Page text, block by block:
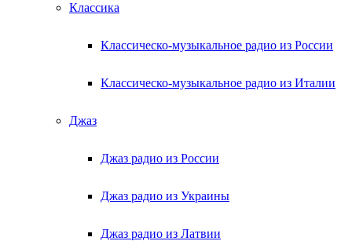
Классика
Классическо-музыкальное радио из России
Классическо-музыкальное радио из Италии
Джаз
Джаз радио из России
Джаз радио из Украины
Джаз радио из Латвии